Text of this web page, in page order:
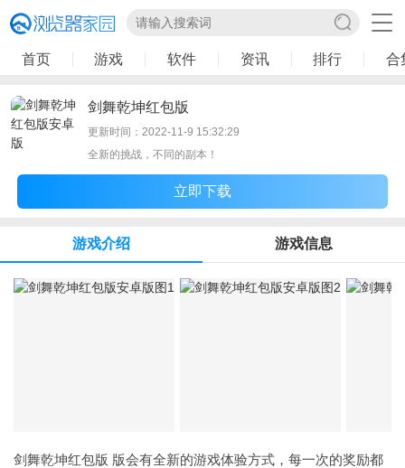
首页 游戏 软件 资讯 排行 合
剑舞乾坤红包版
更新时间：2022-11-9 15:32:29
全新的挑战，不同的副本！
立即下载
游戏介绍 游戏信息
剑舞乾坤红包版 版会有全新的游戏体验方式，每一次的奖励都